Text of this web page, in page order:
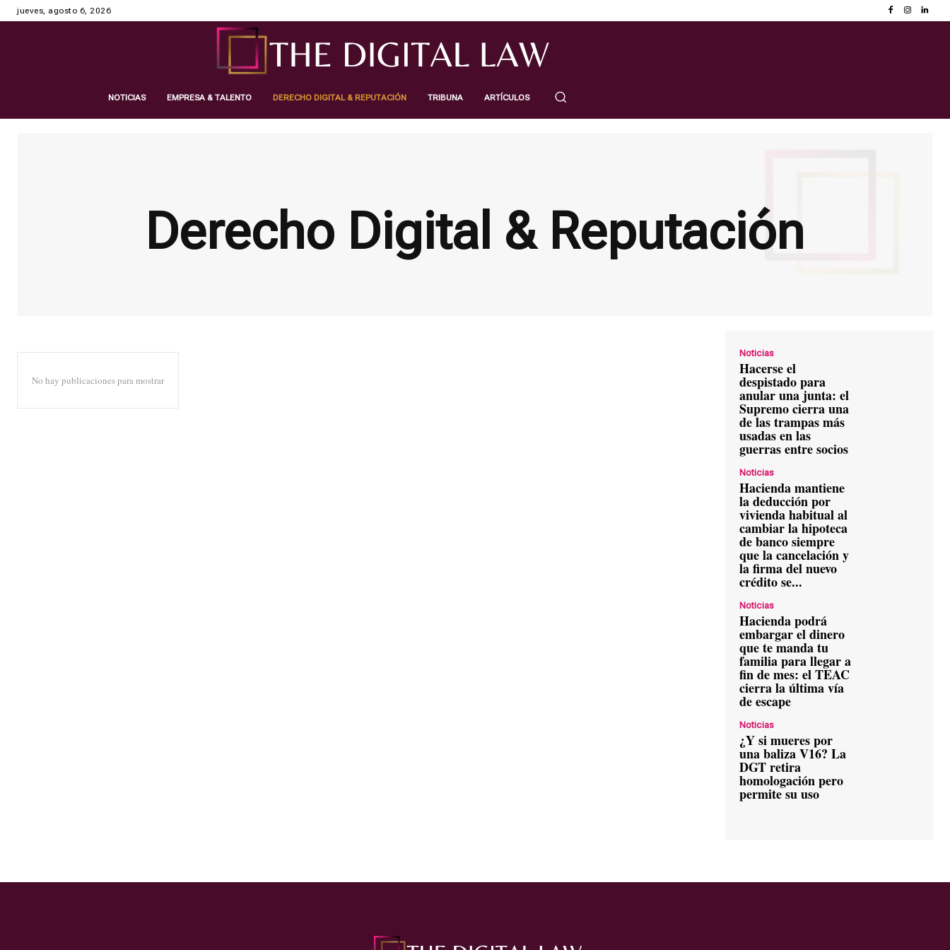
jueves, agosto 6, 2026
NOTICIAS EMPRESA & TALENTO DERECHO DIGITAL & REPUTACIÓN TRIBUNA ARTÍCULOS
Derecho Digital & Reputación
No hay publicaciones para mostrar
Noticias
Hacerse el
despistado para
anular una junta: el
Supremo cierra una
de las trampas más
usadas en las
guerras entre socios
Noticias
Hacienda mantiene
la deducción por
vivienda habitual al
cambiar la hipoteca
de banco siempre
que la cancelación y
la firma del nuevo
crédito se...
Noticias
Hacienda podrá
embargar el dinero
que te manda tu
familia para llegar a
fin de mes: el TEAC
cierra la última vía
de escape
Noticias
¿Y si mueres por
una baliza V16? La
DGT retira
homologación pero
permite su uso